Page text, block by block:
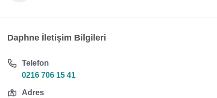
Daphne İletişim Bilgileri
Telefon
0216 706 15 41
Adres